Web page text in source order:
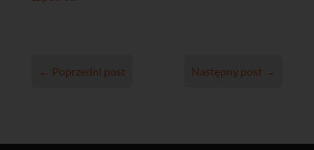
← Poprzedni post Następny post →